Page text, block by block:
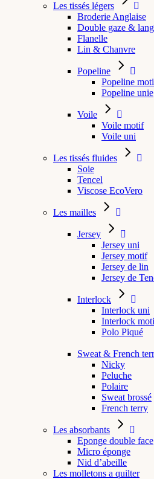
Les tissés légers
Broderie Anglaise
Double gaze &
Flanelle
Lin & Chanvre
Popeline
Popeline
Popeline unie
Voile
Voile motif
Voile uni
Les tissés fluides
Soie
Tencel
Viscose EcoVero
Les mailles
Jersey
Jersey uni
Jersey motif
Jersey de lin
Jersey de
Interlock
Interlock uni
Interlock
Polo Piqué
Sweat & French
Nicky
Peluche
Polaire
Sweat brossé
French terry
Les absorbants
Eponge double face
Micro éponge
Nid d’abeille
Les molletons a quilter